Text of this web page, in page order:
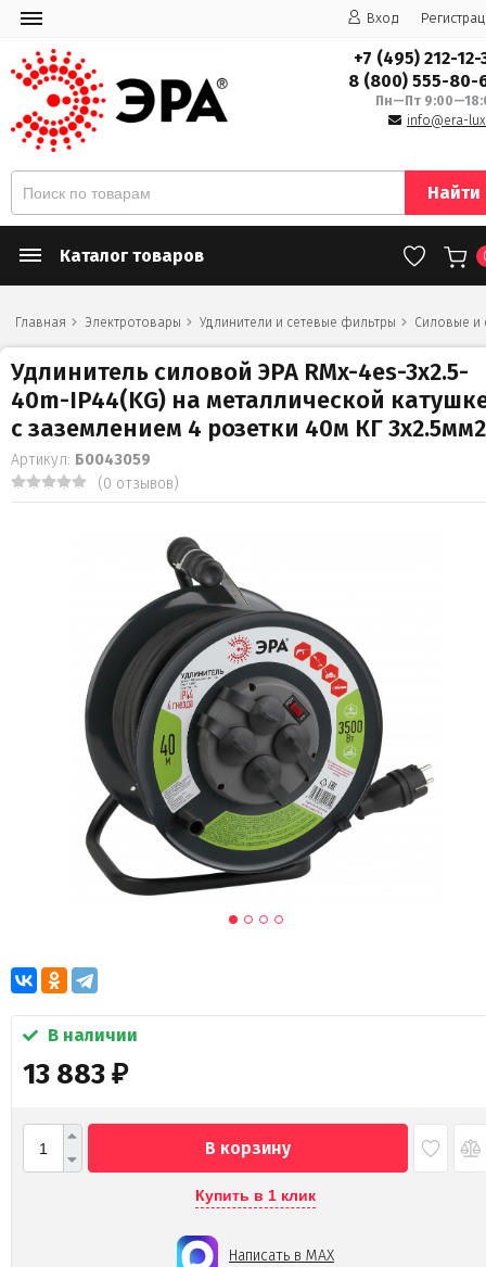
Вход
+7 (495) 212-12-
8 (800) 555-80-
Пн—Пт
info@era-
Найти
Каталог товаров
Главная Электротовары Удлинители и сетевые фильтры Силовые и
Удлинитель силовой ЭРА RMx-4es-3x2.5-
40m-IP44(KG) на металлической
c заземлением 4 розетки 40м КГ 3х2.5мм2
Артикул: Б0043059
(0 отзывов)
В наличии
13 883 ₽
В корзину
Купить в 1 клик
Написать в MAX